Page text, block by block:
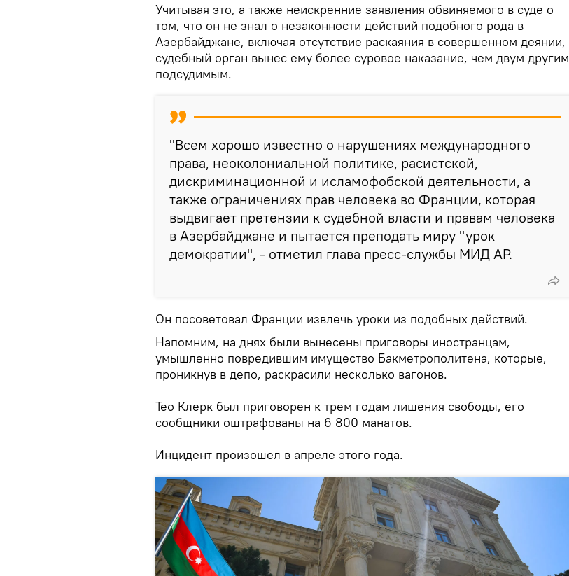
Учитывая это, а также неискренние заявления обвиняемого в суде о
том, что он не знал о незаконности действий подобного рода в
Азербайджане, включая отсутствие раскаяния в совершенном деянии,
судебный орган вынес ему более суровое наказание, чем двум другим
подсудимым.
"Всем хорошо известно о нарушениях международного
права, неоколониальной политике, расистской,
дискриминационной и исламофобской деятельности, а
также ограничениях прав человека во Франции, которая
выдвигает претензии к судебной власти и правам человека
в Азербайджане и пытается преподать миру "урок
демократии", - отметил глава пресс-службы МИД АР.
Он посоветовал Франции извлечь уроки из подобных действий.
Напомним, на днях были вынесены приговоры иностранцам,
умышленно повредившим имущество Бакметрополитена, которые,
проникнув в депо, раскрасили несколько вагонов.
Тео Клерк был приговорен к трем годам лишения свободы, его
сообщники оштрафованы на 6 800 манатов.
Инцидент произошел в апреле этого года.